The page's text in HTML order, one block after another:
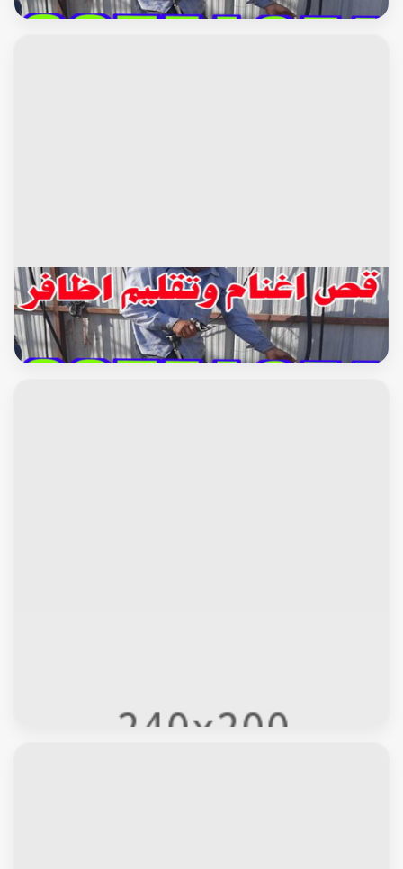
جاموس وابقار
جزغنم-جزصوف-تقليم اظافر-حلاق غنم 96751351
موزاييك – تركيب كربستون – بلاط انترلوك – ارضيات انترلوك